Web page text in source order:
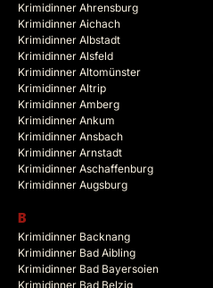
Krimidinner Ahrensburg
Krimidinner Aichach
Krimidinner Albstadt
Krimidinner Alsfeld
Krimidinner Altomünster
Krimidinner Altrip
Krimidinner Amberg
Krimidinner Ankum
Krimidinner Ansbach
Krimidinner Arnstadt
Krimidinner Aschaffenburg
Krimidinner Augsburg
B
Krimidinner Backnang
Krimidinner Bad Aibling
Krimidinner Bad Bayersoien
Krimidinner Bad Belzig